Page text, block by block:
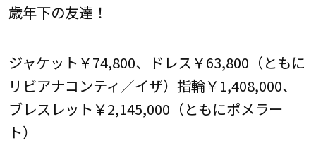
歳年下の友達！
ジャケット￥74,800、ドレス￥63,800（ともに
リビアナコンティ／イザ）指輪￥1,408,000、
ブレスレット￥2,145,000（ともにポメラー
ト）